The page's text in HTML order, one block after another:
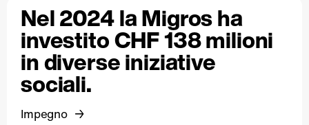
Nel 2024 la Migros ha
investito CHF 138 milioni
in diverse iniziative
sociali.
Impegno